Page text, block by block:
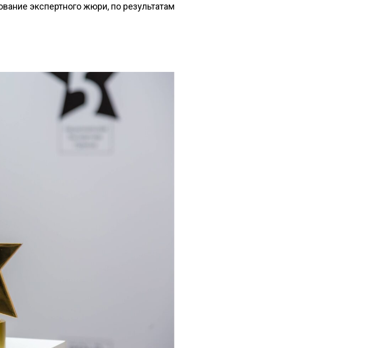
экспертного жюри, по результатам